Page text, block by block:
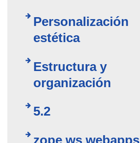
Personalización
estética
Estructura y
organización
5.2
zope ws webapps